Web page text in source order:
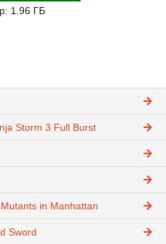
1.96 ГБ
Storm 3 Full Burst
in Manhattan
Sword